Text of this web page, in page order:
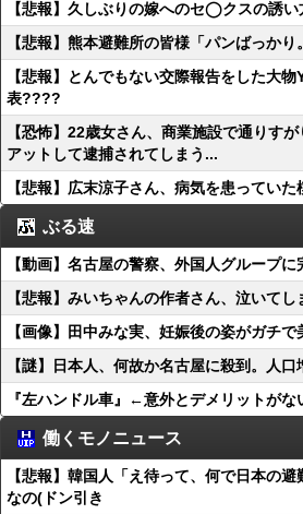
【悲報】久しぶりの嫁へのセ◯クスの誘い
【悲報】熊本避難所の皆様「パンばっかり
【悲報】とんでもない交際報告をした大
表????
【恐怖】22歳女さん、商業施設で通りす
アットして逮捕されてしまう...
【悲報】広末涼子さん、病気を患っていた
ぶる速
【動画】名古屋の警察、外国人グループ
【悲報】みいちゃんの作者さん、泣いてし
【画像】田中みな実、妊娠後の姿がガチ
【謎】日本人、何故か名古屋に殺到。人
『左ハンドル車』←意外とデメリットが
働くモノニュース
【悲報】韓国人「え待って、何で日本の
なの(ドン引き